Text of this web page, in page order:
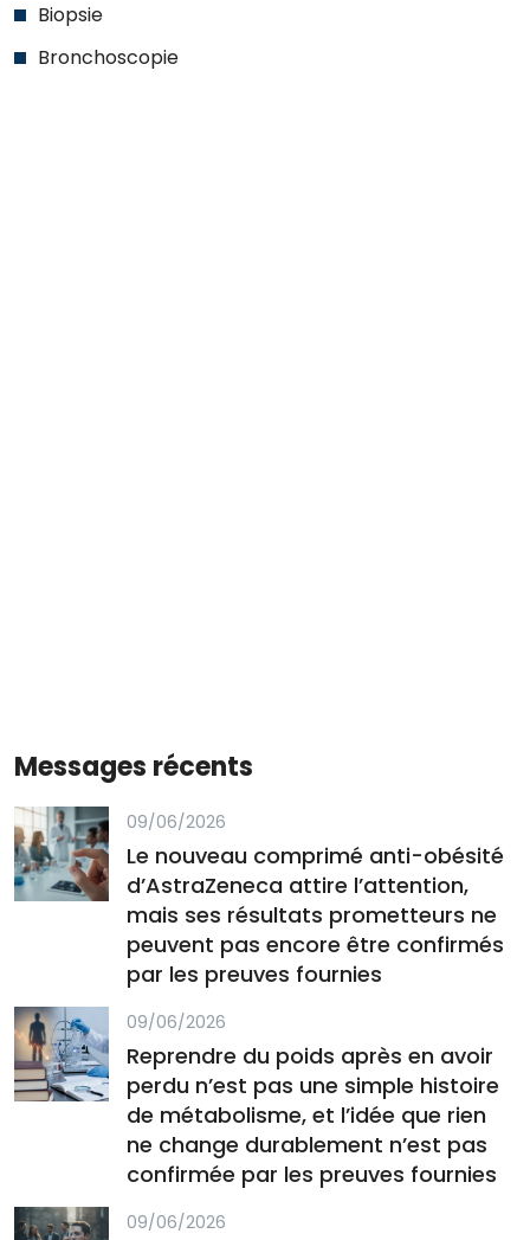
Biopsie
Bronchoscopie
Messages récents
09/06/2026
Le nouveau comprimé anti-obésité
d’AstraZeneca attire l’attention,
mais ses résultats prometteurs ne
peuvent pas encore être confirmés
par les preuves fournies
09/06/2026
Reprendre du poids après en avoir
perdu n’est pas une simple histoire
de métabolisme, et l’idée que rien
ne change durablement n’est pas
confirmée par les preuves fournies
09/06/2026